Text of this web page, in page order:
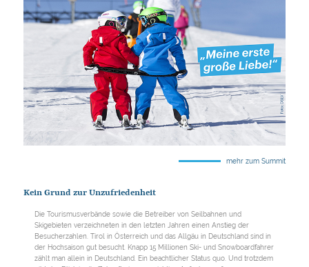
mehr zum Summit
Kein Grund zur Unzufriedenheit
Die Tourismusverbände sowie die Betreiber von Seilbahnen und
Skigebieten verzeichneten in den letzten Jahren einen Anstieg der
Besucherzahlen. Tirol in Österreich und das Allgäu in Deutschland sind in
der Hochsaison gut besucht. Knapp 15 Millionen Ski- und Snowboardfahrer
zählt man allein in Deutschland. Ein beachtlicher Status quo. Und trotzdem